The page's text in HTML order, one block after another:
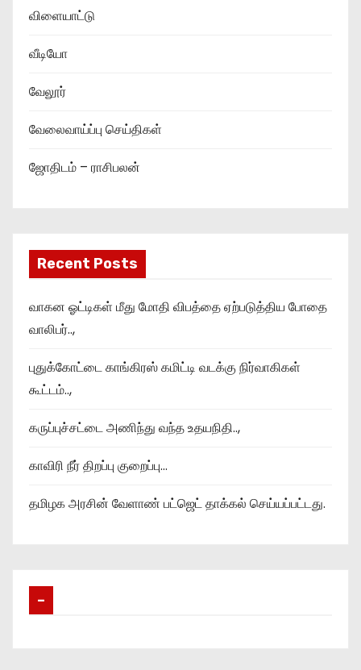
விளையாட்டு
வீடியோ
வேலூர்
வேலைவாய்ப்பு செய்திகள்
ஜோதிடம் – ராசிபலன்
Recent Posts
வாகன ஓட்டிகள் மீது மோதி விபத்தை ஏற்படுத்திய போதை
வாலிபர்..,
புதுக்கோட்டை காங்கிரஸ் கமிட்டி வடக்கு நிர்வாகிகள்
கூட்டம்..,
கருப்புச்சட்டை அணிந்து வந்த உதயநிதி..,
காவிரி நீர் திறப்பு குறைப்பு…
தமிழக அரசின் வேளாண் பட்ஜெட் தாக்கல் செய்யப்பட்டது.
–